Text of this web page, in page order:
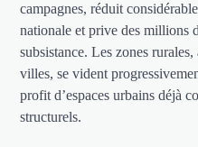
campagnes, réduit
nationale et prive des millions
subsistance. Les zones
villes, se vident
profit d’espaces urbains déjà
structurels.